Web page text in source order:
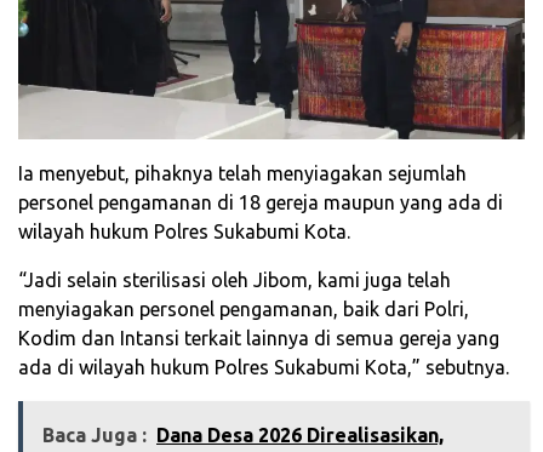
Ia menyebut, pihaknya telah menyiagakan sejumlah
personel pengamanan di 18 gereja maupun yang ada di
wilayah hukum Polres Sukabumi Kota.
“Jadi selain sterilisasi oleh Jibom, kami juga telah
menyiagakan personel pengamanan, baik dari Polri,
Kodim dan Intansi terkait lainnya di semua gereja yang
ada di wilayah hukum Polres Sukabumi Kota,” sebutnya.
Baca Juga : Dana Desa 2026 Direalisasikan,